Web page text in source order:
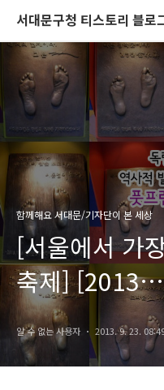
서대문구청 티스토리 블로
함께해요 서대문/기자단이 본 세상
[서울에서 가
축제] [2013
서대문독립민
독립민주인사
알 수 없는 사용자 2013. 9. 23.